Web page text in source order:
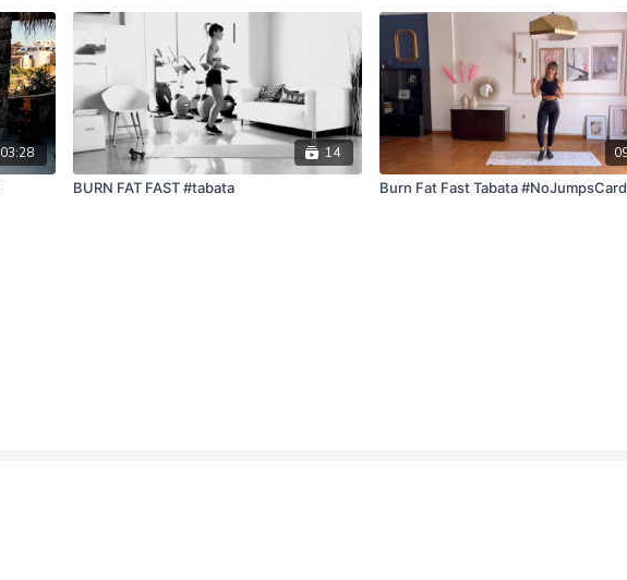
03:28
14
BURN FAT FAST #tabata
Burn Fat Fast Tabata